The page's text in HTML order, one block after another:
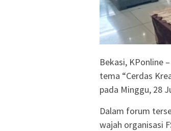
Bekasi, KPonline
tema “Cerdas
pada Minggu, 28
Dalam forum
wajah organisasi